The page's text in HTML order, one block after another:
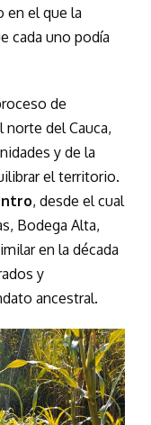
en el que la
cada uno podía
de
del Cauca,
y de la
el territorio.
, desde el cual
Bodega Alta,
en la década
y
ancestral.